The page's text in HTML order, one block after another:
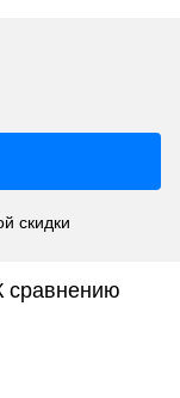
скидки
сравнению